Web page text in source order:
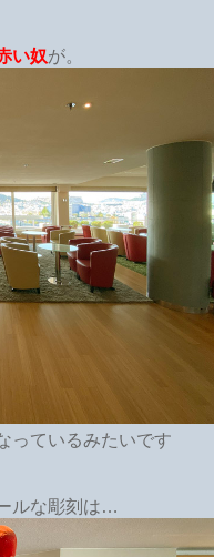
い奴が。
っているみたいです
ルな彫刻は…